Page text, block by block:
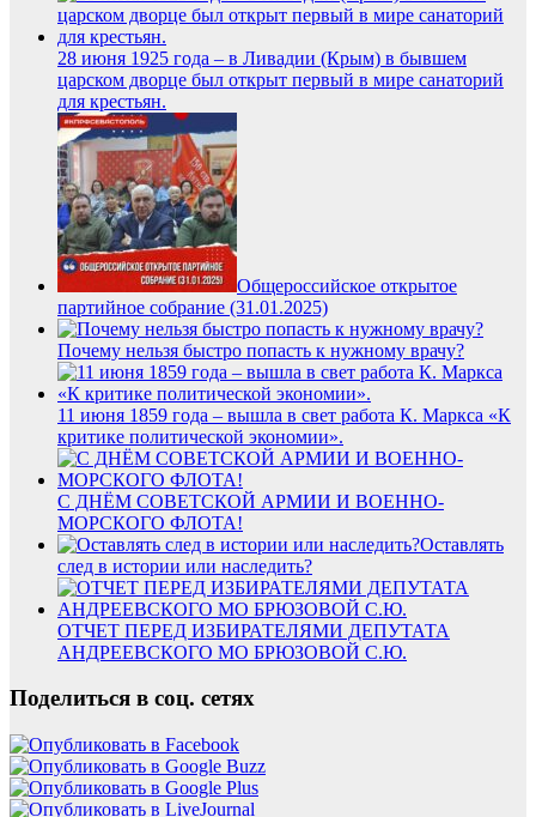
28 июня 1925 года – в Ливадии (Крым) в бывшем
царском дворце был открыт первый в мире санаторий
для крестьян.
Общероссийское открытое
партийное собрание (31.01.2025)
Почему нельзя быстро попасть к нужному врачу?
11 июня 1859 года – вышла в свет работа К. Маркса «К
критике политической экономии».
С ДНЁМ СОВЕТСКОЙ АРМИИ И ВОЕННО-
МОРСКОГО ФЛОТА!
Оставлять
след в истории или наследить?
ОТЧЕТ ПЕРЕД ИЗБИРАТЕЛЯМИ ДЕПУТАТА
АНДРЕЕВСКОГО МО БРЮЗОВОЙ С.Ю.
Поделиться в соц. сетях